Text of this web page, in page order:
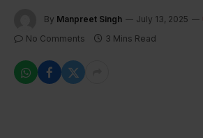
By Manpreet Singh July 13, 2025
No Comments 3 Mins Read